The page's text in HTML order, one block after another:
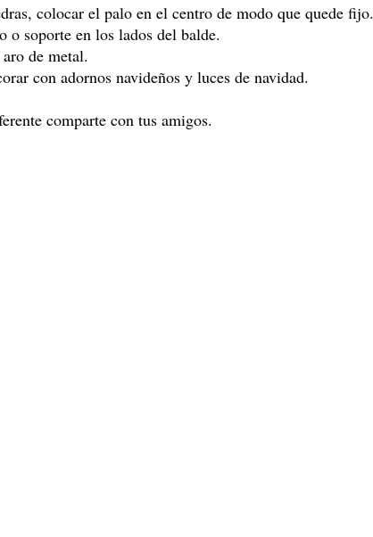
colocar el palo en el centro de modo que quede fijo.
soporte en los lados del balde.
de metal.
con adornos navideños y luces de navidad.
comparte con tus amigos.